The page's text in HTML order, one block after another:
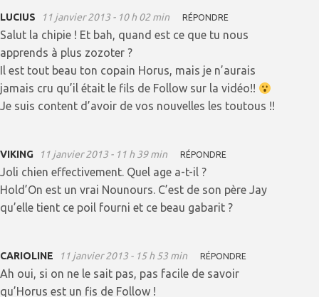
LUCIUS 11 janvier 2013 - 10 h 02 min RÉPONDRE
Salut la chipie ! Et bah, quand est ce que tu nous
apprends à plus zozoter ?
Il est tout beau ton copain Horus, mais je n’aurais
jamais cru qu’il était le fils de Follow sur la vidéo!!
Je suis content d’avoir de vos nouvelles les toutous !!
VIKING 11 janvier 2013 - 11 h 39 min RÉPONDRE
Joli chien effectivement. Quel age a-t-il ?
Hold’On est un vrai Nounours. C’est de son père Jay
qu’elle tient ce poil fourni et ce beau gabarit ?
CARIOLINE 11 janvier 2013 - 15 h 53 min RÉPONDRE
Ah oui, si on ne le sait pas, pas facile de savoir
qu’Horus est un fis de Follow !